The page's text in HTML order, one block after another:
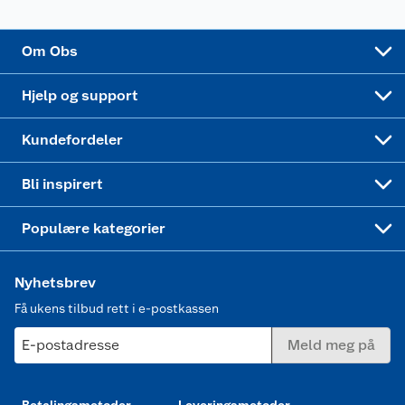
Om Obs
Hjelp og support
Kundefordeler
Bli inspirert
Populære kategorier
Nyhetsbrev
Få ukens tilbud rett i e-postkassen
E-postadresse Meld meg på